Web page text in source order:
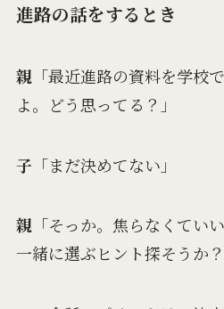
進路の話をするとき
親 「最近進路の資料を学校
よ。どう思ってる？」
子 「まだ決めてない」
親「そっか。焦らなくてい
一緒に選ぶヒント探そうか？